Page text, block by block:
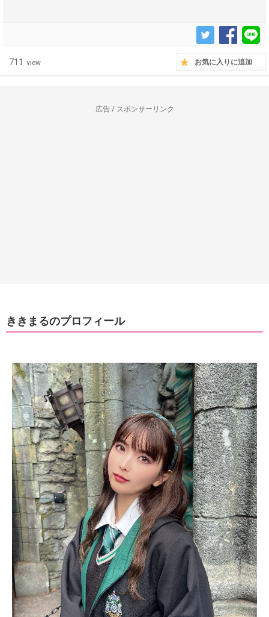
711 view お気に入りに追加
広告 / スポンサーリンク
ききまるのプロフィール